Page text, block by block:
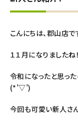
こんにちは、郡山店で
１１月になりましたね
令和になったと思っ
(*’▽’)
今回も可愛い新人さ